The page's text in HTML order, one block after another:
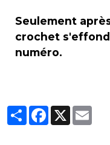
Seulement
crochet
numéro.
Partager
Facebook
X